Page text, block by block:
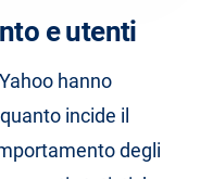
e utenti
hanno
incide il
degli